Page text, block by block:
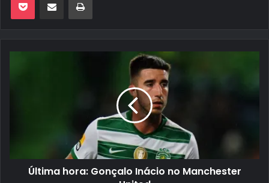
Última hora: Gonçalo Inácio no Manchester